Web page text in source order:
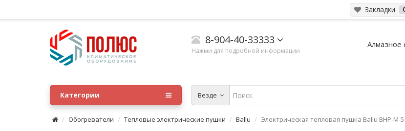
Закладки
8-904-40-33333
Нажми для подробной информации
Алмазное
Везде
Категории
Обогреватели Тепловые электрические пушки Ballu Электрическая тепловая пушка Ballu BHP-M-5